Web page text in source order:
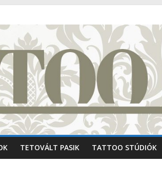
TETOVÁLT PASIK TATTOO STÚDIÓK